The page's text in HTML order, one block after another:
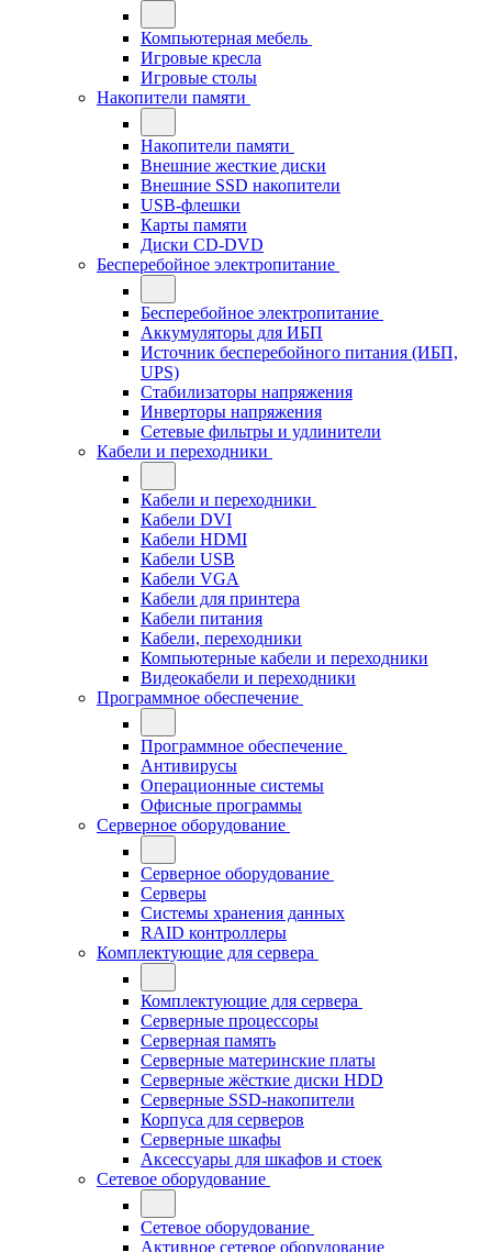
Компьютерная мебель
Игровые кресла
Игровые столы
Накопители памяти
Накопители памяти
Внешние жесткие диски
Внешние SSD накопители
USB-флешки
Карты памяти
Диски CD-DVD
Бесперебойное электропитание
Бесперебойное электропитание
Аккумуляторы для ИБП
Источник бесперебойного питания (ИБП,
UPS)
Стабилизаторы напряжения
Инверторы напряжения
Сетевые фильтры и удлинители
Кабели и переходники
Кабели и переходники
Кабели DVI
Кабели HDMI
Кабели USB
Кабели VGA
Кабели для принтера
Кабели питания
Кабели, переходники
Компьютерные кабели и переходники
Видеокабели и переходники
Программное обеспечение
Программное обеспечение
Антивирусы
Операционные системы
Офисные программы
Серверное оборудование
Серверное оборудование
Серверы
Системы хранения данных
RAID контроллеры
Комплектующие для сервера
Комплектующие для сервера
Серверные процессоры
Серверная память
Серверные материнские платы
Серверные жёсткие диски HDD
Серверные SSD-накопители
Корпуса для серверов
Серверные шкафы
Аксессуары для шкафов и стоек
Сетевое оборудование
Сетевое оборудование
Активное сетевое оборудование